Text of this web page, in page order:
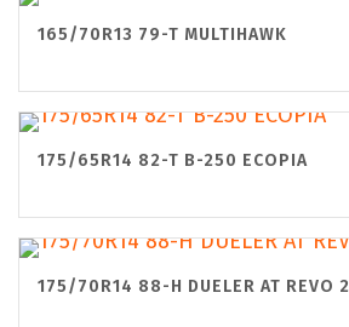
165/70R13 79-T MULTIHAWK
175/65R14 82-T B-250 ECOPIA
175/70R14 88-H DUELER AT REVO 2